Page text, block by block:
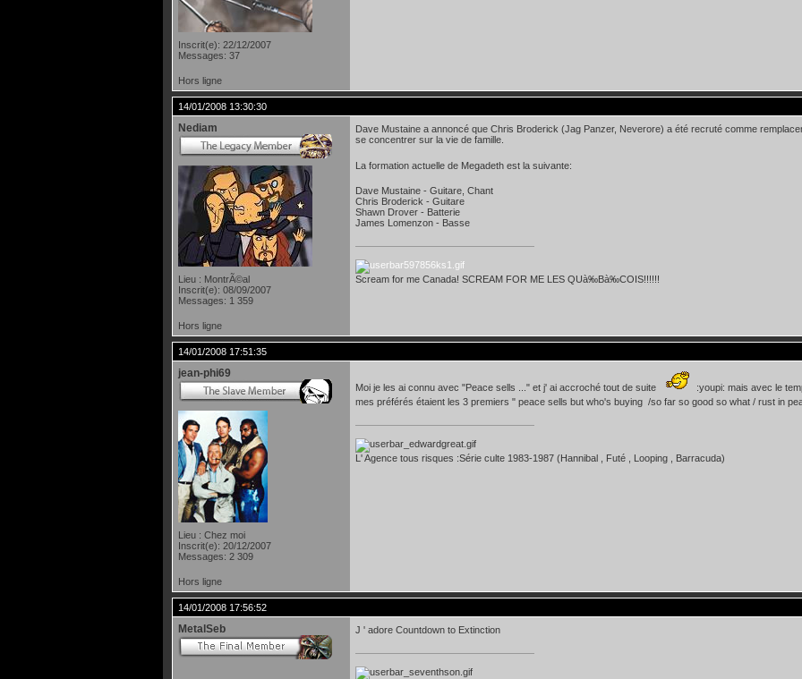
Inscrit(e): 22/12/2007
Messages: 37
Hors ligne
14/01/2008 13:30:30
Nediam
Lieu : MontrÃ©al
Inscrit(e): 08/09/2007
Messages: 1 359
Dave Mustaine a annoncé que Chris Broderick (Jag Panzer, Neverore) a été recruté comme
se concentrer sur la vie de famille.
La formation actuelle de Megadeth est la suivante:
Dave Mustaine - Guitare, Chant
Chris Broderick - Guitare
Shawn Drover - Batterie
James Lomenzon - Basse
Scream for me Canada! SCREAM FOR ME LES QUà‰Bà‰COIS!!!!!!
Hors ligne
14/01/2008 17:51:35
jean-phi69
Lieu : Chez moi
Inscrit(e): 20/12/2007
Messages: 2 309
Moi je les ai connu avec "Peace sells ..." et j' ai accroché tout de suite :youpi: mais avec le
mes préférés étaient les 3 premiers " peace sells but who's buying /so far so good so what / rust in
L' Agence tous risques :Série culte 1983-1987 (Hannibal , Futé , Looping , Barracuda)
Hors ligne
14/01/2008 17:56:52
MetalSeb J ' adore Countdown to Extinction